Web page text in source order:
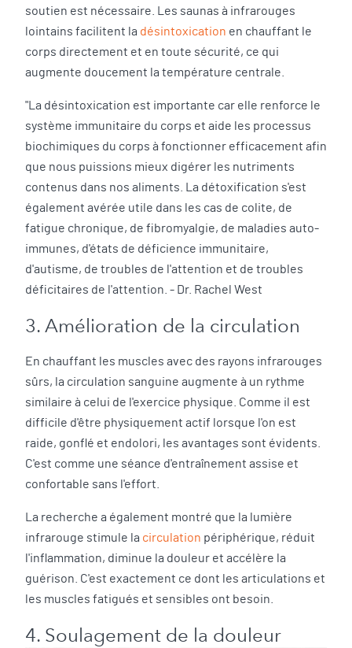
soutien est nécessaire. Les saunas à infrarouges
lointains facilitent la désintoxication en chauffant le
corps directement et en toute sécurité, ce qui
augmente doucement la température centrale.
"La désintoxication est importante car elle renforce le
système immunitaire du corps et aide les processus
biochimiques du corps à fonctionner efficacement afin
que nous puissions mieux digérer les nutriments
contenus dans nos aliments. La détoxification s'est
également avérée utile dans les cas de colite, de
fatigue chronique, de fibromyalgie, de maladies auto-
immunes, d'états de déficience immunitaire,
d'autisme, de troubles de l'attention et de troubles
déficitaires de l'attention. - Dr. Rachel West
3. Amélioration de la circulation
En chauffant les muscles avec des rayons infrarouges
sûrs, la circulation sanguine augmente à un rythme
similaire à celui de l'exercice physique. Comme il est
difficile d'être physiquement actif lorsque l'on est
raide, gonflé et endolori, les avantages sont évidents.
C'est comme une séance d'entraînement assise et
confortable sans l'effort.
La recherche a également montré que la lumière
infrarouge stimule la circulation périphérique, réduit
l'inflammation, diminue la douleur et accélère la
guérison. C'est exactement ce dont les articulations et
les muscles fatigués et sensibles ont besoin.
4. Soulagement de la douleur